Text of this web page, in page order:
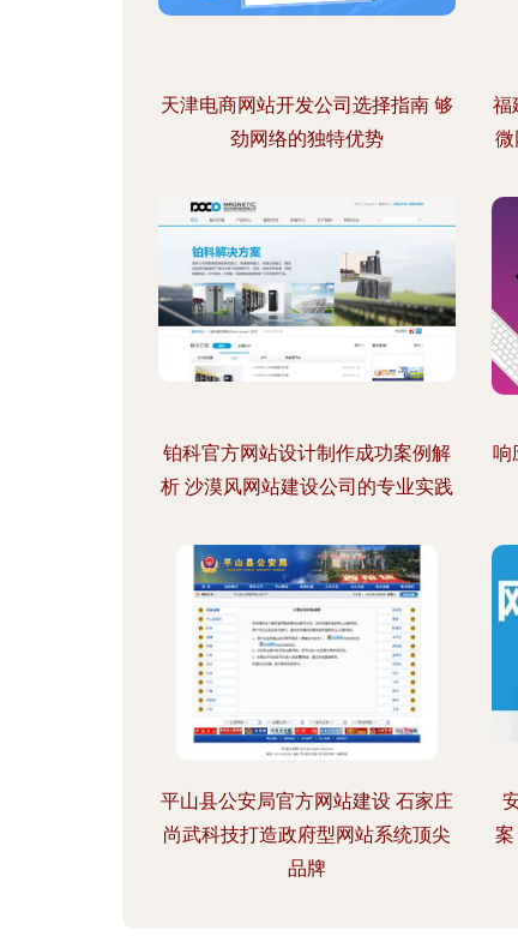
天津电商网站开发公司选择指南 够
劲网络的独特优势
福
铂科官方网站设计制作成功案例解
析 沙漠风网站建设公司的专业实践
响
平山县公安局官方网站建设 石家庄
尚武科技打造政府型网站系统顶尖
品牌